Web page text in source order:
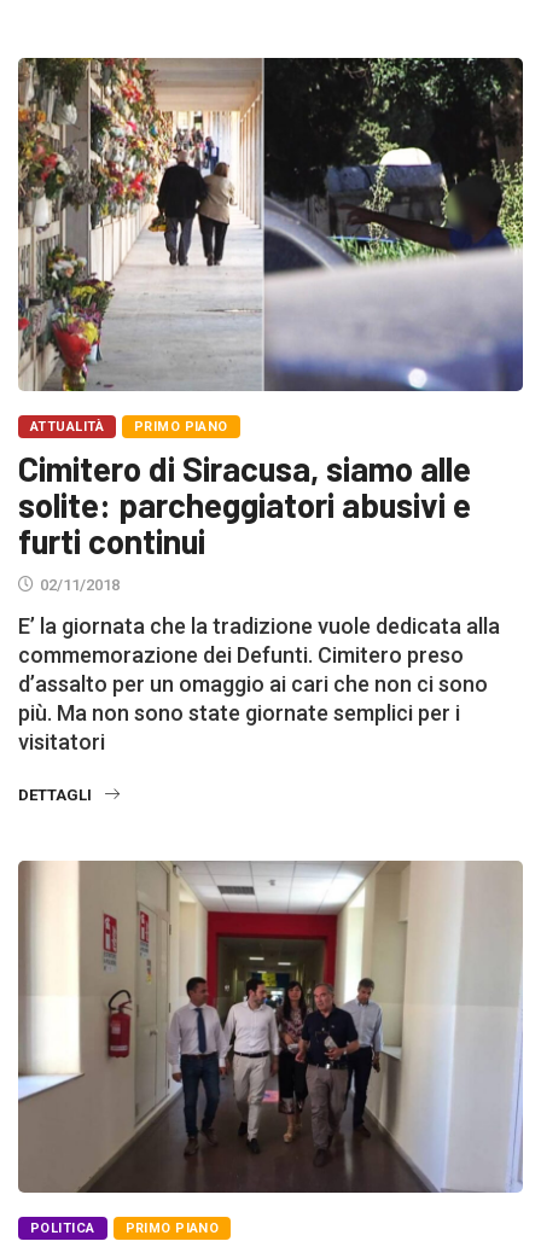
ATTUALITÀ PRIMO PIANO
Cimitero di Siracusa, siamo alle
solite: parcheggiatori abusivi e
furti continui
02/11/2018
E’ la giornata che la tradizione vuole dedicata alla
commemorazione dei Defunti. Cimitero preso
d’assalto per un omaggio ai cari che non ci sono
più. Ma non sono state giornate semplici per i
visitatori
DETTAGLI
POLITICA PRIMO PIANO